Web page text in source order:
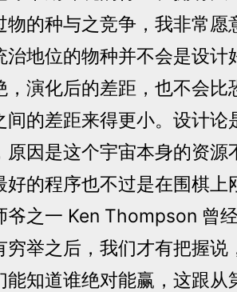
物的种与之竞争，我非常愿
治地位的物种并不会是设计
，演化后的差距，也不会比
间的差距来得更小。设计论
原因是这个宇宙本身的资源
好的程序也不过是在围棋上
爷之一 Ken Thompson 曾
穷举之后，我们才有把握
能知道谁绝对能赢，这跟从